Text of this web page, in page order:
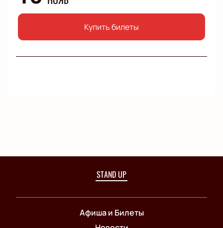
Купить билеты
STAND UP
Афиша и Билеты